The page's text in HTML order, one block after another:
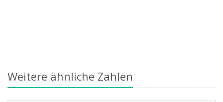
Weitere ähnliche Zahlen